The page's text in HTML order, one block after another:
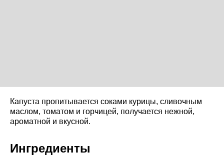
Капуста пропитывается соками курицы, сливочным
маслом, томатом и горчицей, получается нежной,
ароматной и вкусной.
Ингредиенты